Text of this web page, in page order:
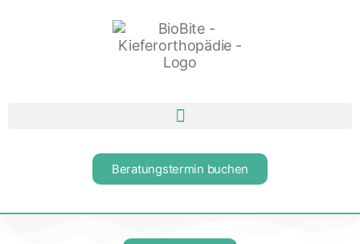
Beratungstermin buchen